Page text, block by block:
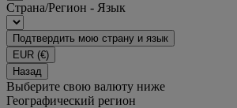
Страна/Регион - Язык
Подтвердить мою страну и язык
EUR (€)
Назад
Выберите свою валюту ниже
Географический регион